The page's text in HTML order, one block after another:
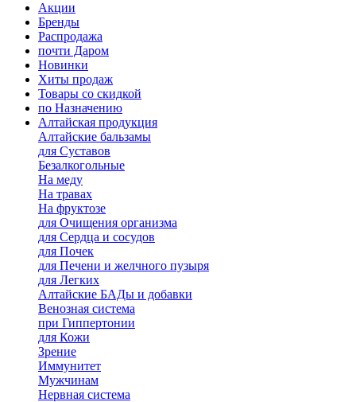
Акции
Бренды
Распродажа
почти Даром
Новинки
Хиты продаж
Товары со скидкой
по Назначению
Алтайская продукция
Алтайские бальзамы
для Суставов
Безалкогольные
На меду
На травах
На фруктозе
для Очищения организма
для Сердца и сосудов
для Почек
для Печени и желчного пузыря
для Легких
Алтайские БАДы и добавки
Венозная система
при Гиппертонии
для Кожи
Зрение
Иммунитет
Мужчинам
Нервная система